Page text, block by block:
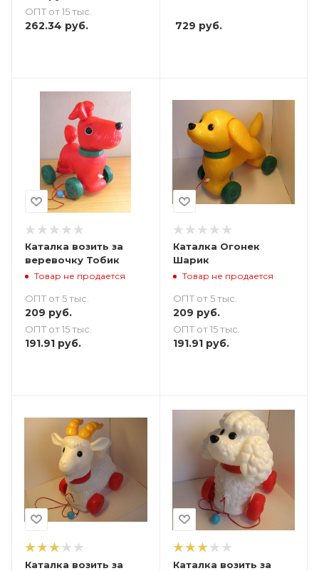
ОПТ от 15 тыс.
262.34 руб. 729 руб.
Каталка возить за
веревочку Тобик
Товар не продается
ОПТ от 5 тыс.
209 руб.
ОПТ от 15 тыс.
191.91 руб.
Каталка Огонек
Шарик
Товар не продается
ОПТ от 5 тыс.
209 руб.
ОПТ от 15 тыс.
191.91руб.
Каталка возить за
Каталка возить за